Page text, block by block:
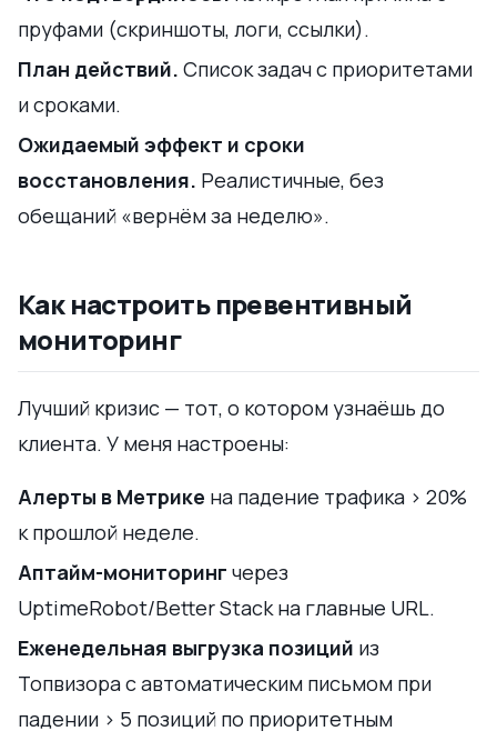
пруфами (скриншоты, логи, ссылки).
План действий. Список задач с приоритетами
и сроками.
Ожидаемый эффект и сроки
восстановления. Реалистичные, без
обещаний «вернём за неделю».
Как настроить превентивный
мониторинг
Лучший кризис — тот, о котором узнаёшь до
клиента. У меня настроены:
Алерты в Метрике на падение трафика > 20%
к прошлой неделе.
Аптайм-мониторинг через
UptimeRobot/Better Stack на главные URL.
Еженедельная выгрузка позиций из
Топвизора с автоматическим письмом при
падении > 5 позиций по приоритетным